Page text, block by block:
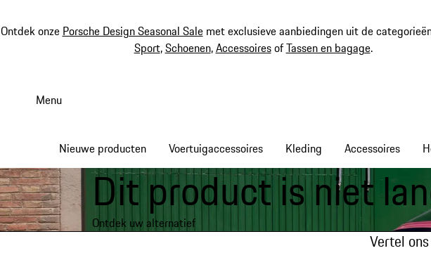
Ontdek onze Porsche Design Seasonal Salemet exclusieve aanbiedingen uit de
Sport,Schoenen,AccessoiresofTassen en bagage.
Menu
Nieuwe producten Voertuigaccessoires Kleding Accessoires
Dit product is niet
Ontdek uw alternatief
Vertel